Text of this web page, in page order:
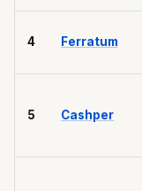
4 Ferratum
5 Cashper